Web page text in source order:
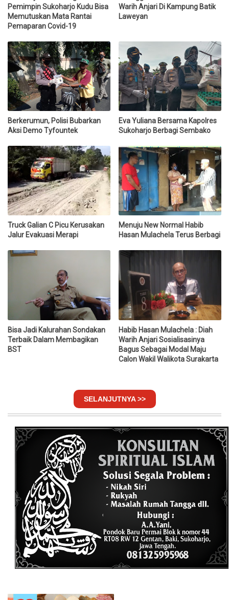
Pemimpin Sukoharjo Kudu Bisa
Memutuskan Mata Rantai
Pemaparan Covid-19
Warih Anjari Di Kampung Batik
Laweyan
Berkerumun, Polisi Bubarkan
Aksi Demo Tyfountek
Eva Yuliana Bersama Kapolres
Sukoharjo Berbagi Sembako
Truck Galian C Picu Kerusakan
Jalur Evakuasi Merapi
Menuju New Normal Habib
Hasan Mulachela Terus Berbagi
Bisa Jadi Kalurahan Sondakan
Terbaik Dalam Membagikan
BST
Habib Hasan Mulachela : Diah
Warih Anjari Sosialisasinya
Bagus Sebagai Modal Maju
Calon Wakil Walikota Surakarta
SELANJUTNYA >>